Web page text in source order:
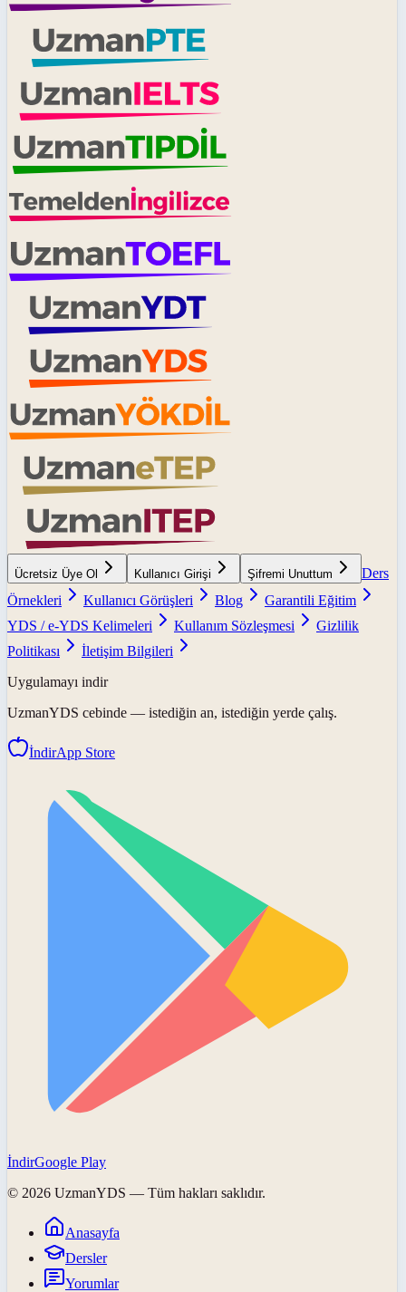
Ücretsiz Üye Ol Kullanıcı Girişi Şifremi Unuttum
Ders
Örnekleri
Kullanıcı Görüşleri Blog
Garantili Eğitim
YDS / e-YDS Kelimeleri
Kullanım Sözleşmesi
Gizlilik
Politikası
İletişim Bilgileri
Uygulamayı indir
UzmanYDS cebinde — istediğin an, istediğin yerde çalış.
İndirApp Store
İndirGoogle Play
© 2026 UzmanYDS — Tüm hakları saklıdır.
Anasayfa
Dersler
Yorumlar